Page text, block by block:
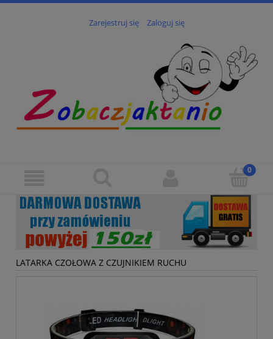
Zarejestruj się Zaloguj się
LATARKA CZOŁOWA Z CZUJNIKIEM RUCHU